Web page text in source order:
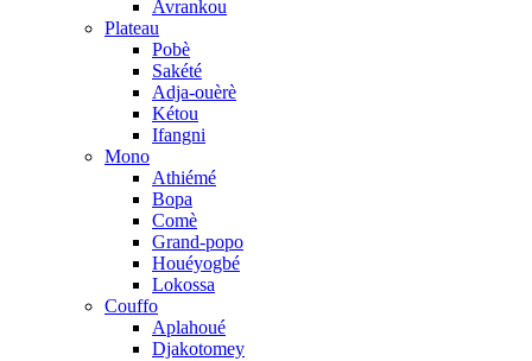
Avrankou
Plateau
Pobè
Sakété
Adja-ouèrè
Kétou
Ifangni
Mono
Athiémé
Bopa
Comè
Grand-popo
Houéyogbé
Lokossa
Couffo
Aplahoué
Djakotomey